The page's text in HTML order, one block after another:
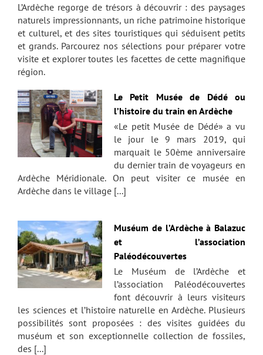
L’Ardèche regorge de trésors à découvrir : des paysages
naturels impressionnants, un riche patrimoine historique
et culturel, et des sites touristiques qui séduisent petits
et grands. Parcourez nos sélections pour préparer votre
visite et explorer toutes les facettes de cette magnifique
région.
Le Petit Musée de Dédé ou
l’histoire du train en Ardèche
«Le petit Musée de Dédé» a vu
le jour le 9 mars 2019, qui
marquait le 50ème anniversaire
du dernier train de voyageurs en
Ardèche Méridionale. On peut visiter ce musée en
Ardèche dans le village [...]
Muséum de l’Ardèche à Balazuc
et l’association
Paléodécouvertes
Le Muséum de l’Ardèche et
l’association Paléodécouvertes
font découvrir à leurs visiteurs
les sciences et l’histoire naturelle en Ardèche. Plusieurs
possibilités sont proposées : des visites guidées du
muséum et son exceptionnelle collection de fossiles,
des [...]